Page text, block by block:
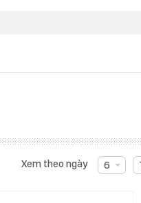
Xem theo ngày 6